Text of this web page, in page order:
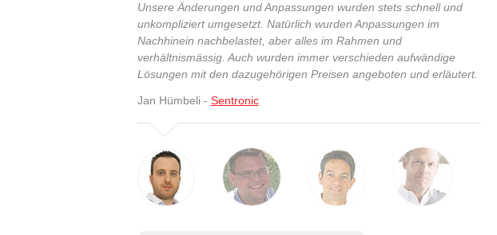
Unsere Änderungen und Anpassungen wurden stets schnell und
unkompliziert umgesetzt. Natürlich wurden Anpassungen im
Nachhinein nachbelastet, aber alles im Rahmen und
verhältnismässig. Auch wurden immer verschieden aufwändige
Lösungen mit den dazugehörigen Preisen angeboten und erläutert.
Jan Hümbeli - Sentronic